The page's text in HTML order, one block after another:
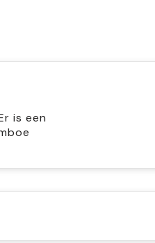
is een